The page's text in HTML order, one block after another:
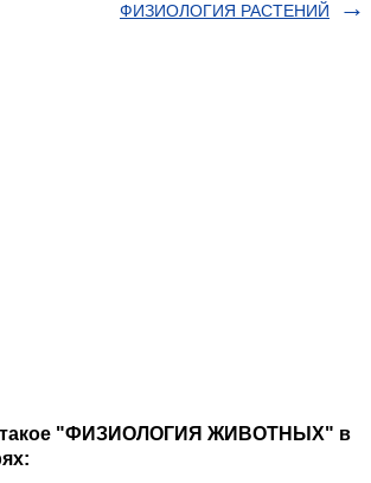
ФИЗИОЛОГИЯ РАСТЕНИЙ
такое "ФИЗИОЛОГИЯ ЖИВОТНЫХ" в